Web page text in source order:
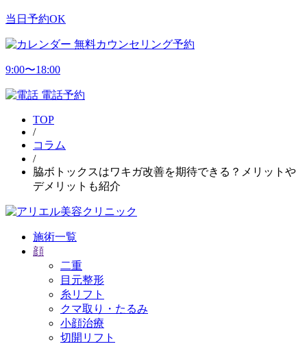
当日予約OK
無料カウンセリング予約
9:00〜18:00
電話予約
TOP
/
コラム
/
脇ボトックスはワキガ改善を期待できる？メリットや
デメリットも紹介
施術一覧
顔
二重
目元整形
糸リフト
クマ取り・たるみ
小顔治療
切開リフト